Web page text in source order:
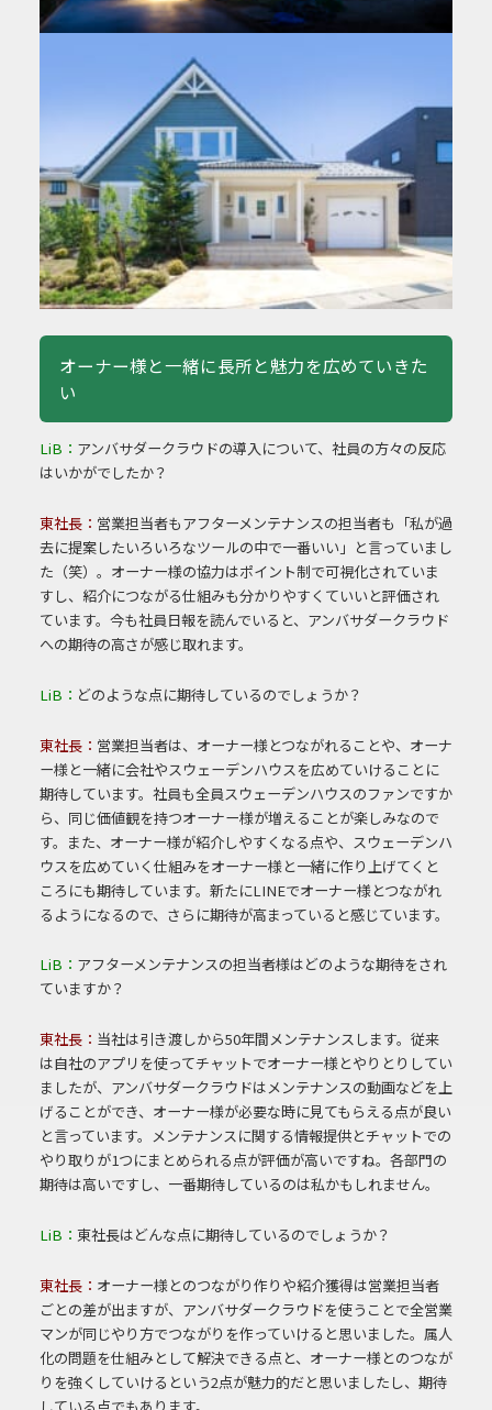
オーナー様と一緒に長所と魅力を広めていきた
い
LiB： アンバサダークラウドの導入について、社員の方々の反応
はいかがでしたか？
東社長： 営業担当者もアフターメンテナンスの担当者も「私が過
去に提案したいろいろなツールの中で一番いい」と言っていまし
た（笑）。オーナー様の協力はポイント制で可視化されていま
すし、紹介につながる仕組みも分かりやすくていいと評価され
ています。今も社員日報を読んでいると、アンバサダークラウド
への期待の高さが感じ取れます。
LiB： どのような点に期待しているのでしょうか？
東社長： 営業担当者は、オーナー様とつながれることや、オーナ
ー様と一緒に会社やスウェーデンハウスを広めていけることに
期待しています。社員も全員スウェーデンハウスのファンですか
ら、同じ価値観を持つオーナー様が増えることが楽しみなので
す。また、オーナー様が紹介しやすくなる点や、スウェーデンハ
ウスを広めていく仕組みをオーナー様と一緒に作り上げてくと
ころにも期待しています。新たにLINEでオーナー様とつながれ
るようになるので、さらに期待が高まっていると感じています。
LiB： アフターメンテナンスの担当者様はどのような期待をされ
ていますか？
東社長： 当社は引き渡しから50年間メンテナンスします。従来
は自社のアプリを使ってチャットでオーナー様とやりとりしてい
ましたが、アンバサダークラウドはメンテナンスの動画などを上
げることができ、オーナー様が必要な時に見てもらえる点が良い
と言っています。メンテナンスに関する情報提供とチャットでの
やり取りが1つにまとめられる点が評価が高いですね。各部門の
期待は高いですし、一番期待しているのは私かもしれません。
LiB： 東社長はどんな点に期待しているのでしょうか？
東社長： オーナー様とのつながり作りや紹介獲得は営業担当者
ごとの差が出ますが、アンバサダークラウドを使うことで全営業
マンが同じやり方でつながりを作っていけると思いました。属人
化の問題を仕組みとして解決できる点と、オーナー様とのつなが
りを強くしていけるという2点が魅力的だと思いましたし、期待